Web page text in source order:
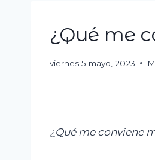
¿Qué me
viernes 5 mayo, 2023
¿Qué me conviene